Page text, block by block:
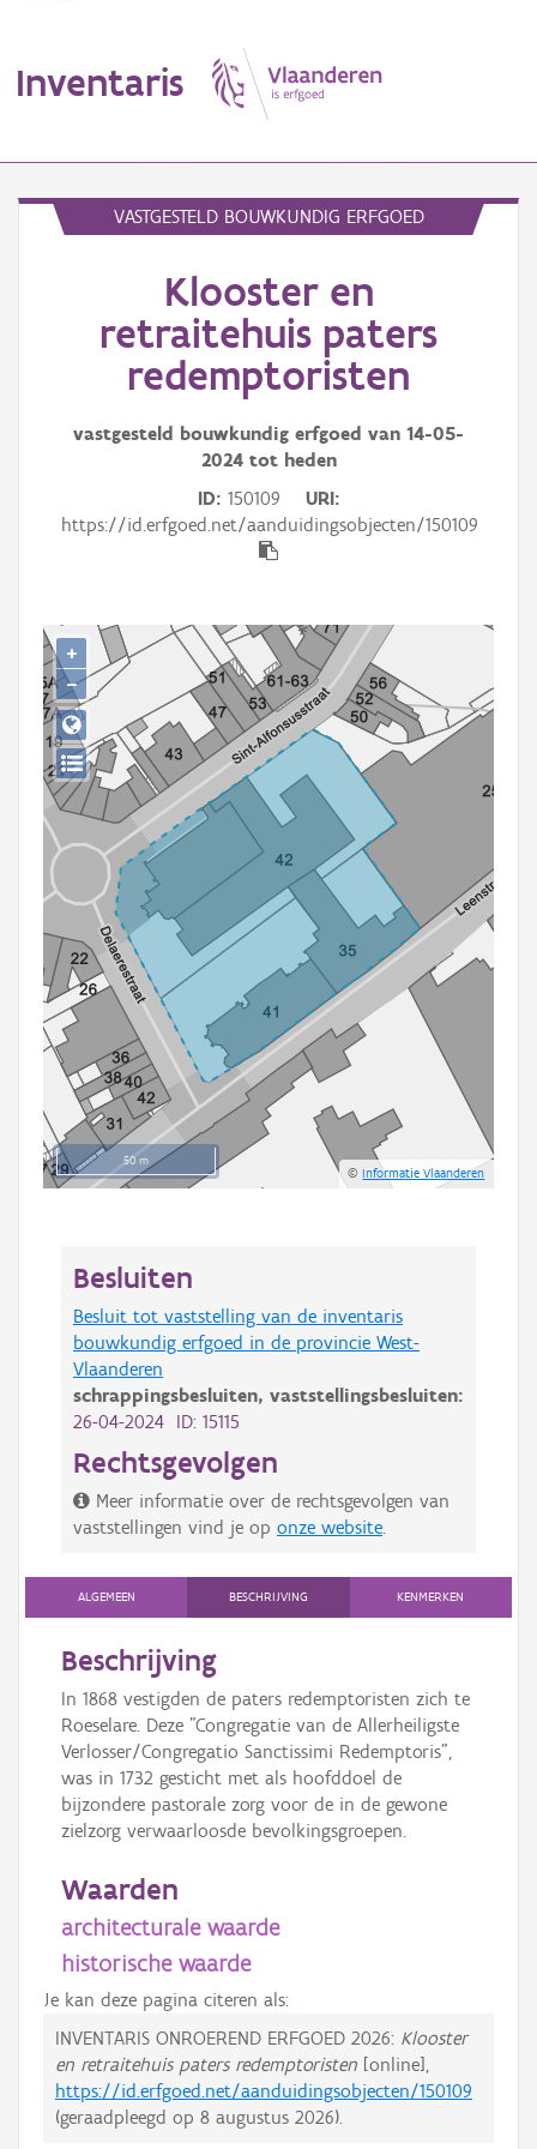
Inventaris
Aanduidingsobject
Hergebruik
Aanmelden
VASTGESTELD BOUWKUNDIG ERFGOED
Klooster en
retraitehuis paters
redemptoristen
vastgesteld bouwkundig erfgoed van 14-05-
2024tot heden
ID 150109
URI
https://id.erfgoed.net/aanduidingsobjecten/150109
50 m
©Informatie Vlaanderen
+
−
Besluiten
Besluit tot vaststelling van de inventaris
bouwkundig erfgoed in de provincie West-
Vlaanderen
schrappingsbesluiten, vaststellingsbesluiten:
26-04-2024 ID: 15115
Rechtsgevolgen
Meer informatie over de rechtsgevolgen van
vaststellingen vind je op onze website
ALGEMEEN BESCHRIJVING KENMERKEN
Beschrijving
In 1868 vestigden de paters redemptoristen zich te
Roeselare. Deze "Congregatie van de Allerheiligste
Verlosser/Congregatio Sanctissimi Redemptoris",
was in 1732 gesticht met als hoofddoel de
bijzondere pastorale zorg voor de in de gewone
zielzorg verwaarloosde bevolkingsgroepen.
Waarden
architecturale waarde
historische waarde
Je kan deze pagina citeren als:
INVENTARIS ONROEREND ERFGOED 2026: Klooster
en retraitehuis paters redemptoristen [online],
https://id.erfgoed.net/aanduidingsobjecten/150109
(geraadpleegd op 8 augustus 2026).